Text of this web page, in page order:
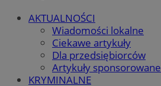
AKTUALNOŚCI
Wiadomości lokalne
Ciekawe artykuły
Dla przedsiębiorców
Artykuły sponsorowane
KRYMINALNE